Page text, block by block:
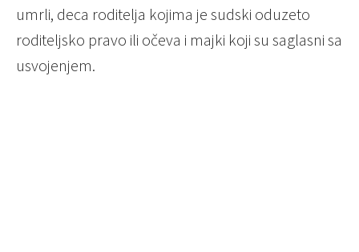
umrli, deca roditelja kojima je sudski oduzeto
roditeljsko pravo ili očeva i majki koji su saglasni sa
usvojenjem.